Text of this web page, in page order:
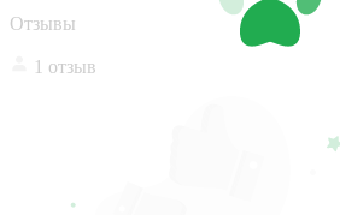
Отзывы
1 отзыв